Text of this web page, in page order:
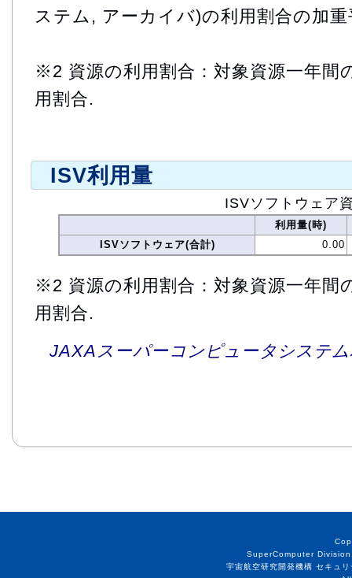
ステム, アーカイバ)の利用割合の加重
※2 資源の利用割合：対象資源一年間
用割合.
ISV利用量
ISVソフトウェア
利用量(時)
ISVソフトウェア(合計)
0.00
※2 資源の利用割合：対象資源一年間
用割合.
JAXAスーパーコンピュータシステ
SuperComputer
宇宙航空研究開発機構 セキュ